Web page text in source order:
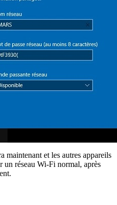
maintenant et les autres appareils
un réseau Wi-Fi normal, après